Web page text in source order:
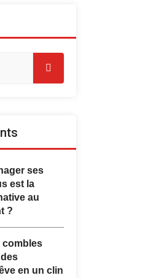
ses
est la
au
?
combles
en un clin